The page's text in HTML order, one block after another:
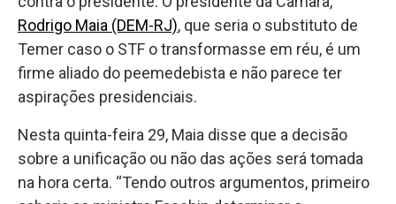
Rodrigo Maia (DEM-RJ), que seria o substituto de
Temer caso o STF o transformasse em réu, é um
firme aliado do peemedebista e não parece ter
aspirações presidenciais.
Nesta quinta-feira 29, Maia disse que a decisão
sobre a unificação ou não das ações será tomada
na hora certa. “Tendo outros argumentos, primeiro